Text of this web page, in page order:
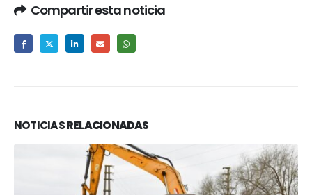
Compartir esta noticia
NOTICIASRELACIONADAS